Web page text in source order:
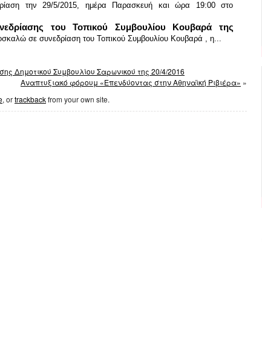
την 29/5/2015, ημέρα Παρασκευή και ώρα 19:00 στο
του Τοπικού Συμβουλίου Κουβαρά της
σε συνεδρίαση του Τοπικού Συμβουλίου Κουβαρά , η...
Δημοτικού Συμβουλίου Σαρωνικού της 20/4/2016
Αναπτυξιακό φόρουμ «Επενδύοντας στην Αθηναϊκή Ριβιέρα» »
, ortrackbackfrom your own site.